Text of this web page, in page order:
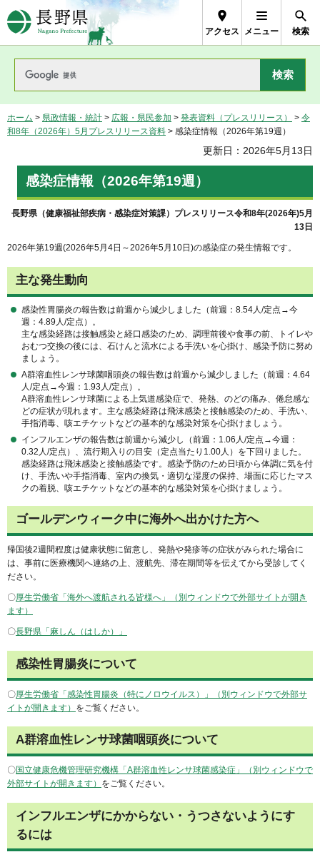
長野県Nagano Prefecture
アクセス メニュー 検索
ホーム > 県政情報・統計 > 広報・県民参加 > 発表資料（プレスリリース） > 令
和8年（2026年）5月プレスリリース資料 > 感染症情報（2026年第19週）
更新日：2026年5月13日
感染症情報（2026年第19週）
長野県（健康福祉部疾病・感染症対策課）プレスリリース令和8年(2026年)5月
13日
2026年第19週(2026年5月4日～2026年5月10日)の感染症の発生情報です。
主な発生動向
感染性胃腸炎の報告数は前週から減少しました（前週：8.54人/定点→今
週：4.89人/定点）。
主な感染経路は接触感染と経口感染のため、調理前後や食事の前、トイレや
おむつ交換の後には、石けんと流水による手洗いを心掛け、感染予防に努め
ましょう。
A群溶血性レンサ球菌咽頭炎の報告数は前週から減少しました（前週：4.64
人/定点→今週：1.93人/定点）。
A群溶血性レンサ球菌による上気道感染症で、発熱、のどの痛み、倦怠感な
どの症状が現れます。主な感染経路は飛沫感染と接触感染のため、手洗い、
手指消毒、咳エチケットなどの基本的な感染対策を心掛けましょう。
インフルエンザの報告数は前週から減少し（前週：1.06人/定点→今週：
0.32人/定点）、流行期入りの目安（定点当たり1.00人）を下回りました。
感染経路は飛沫感染と接触感染です。感染予防のため日頃から体調に気を付
け、手洗いや手指消毒、室内の換気・適切な湿度の保持、場面に応じたマス
クの着脱、咳エチケットなどの基本的な感染対策を心掛けましょう。
ゴールデンウィーク中に海外へ出かけた方へ
帰国後2週間程度は健康状態に留意し、発熱や発疹等の症状がみられた場合に
は、事前に医療機関へ連絡の上、渡航先、滞在期間等を伝えてから受診してく
ださい。
〇厚生労働省「海外へ渡航される皆様へ」（別ウィンドウで外部サイトが開き
ます）
〇長野県「麻しん（はしか）」
感染性胃腸炎について
〇厚生労働省「感染性胃腸炎（特にノロウイルス）」（別ウィンドウで外部サ
イトが開きます） をご覧ください。
A群溶血性レンサ球菌咽頭炎について
〇国立健康危機管理研究機構「A群溶血性レンサ球菌感染症」（別ウィンドウで
外部サイトが開きます） をご覧ください。
インフルエンザにかからない・うつさないようにす
るには